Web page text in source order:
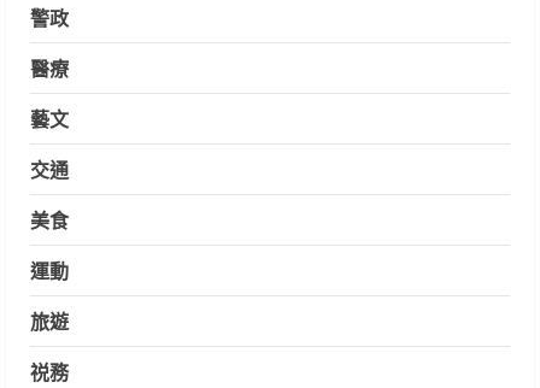
警政
醫療
藝文
交通
美食
運動
旅遊
祱務